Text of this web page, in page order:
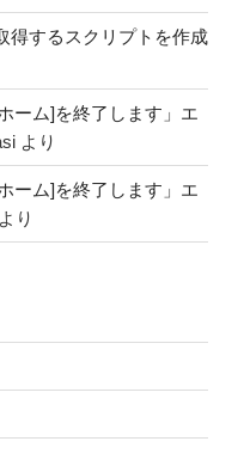
得するスクリプトを作成
ーム]を終了します」エ
より
ーム]を終了します」エ
より